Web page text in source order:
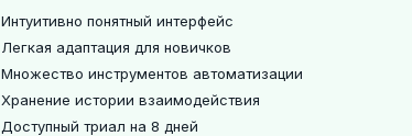
Интуитивно понятный интерфейс
Легкая адаптация для новичков
Множество инструментов автоматизации
Хранение истории взаимодействия
Доступный триал на 8 дней